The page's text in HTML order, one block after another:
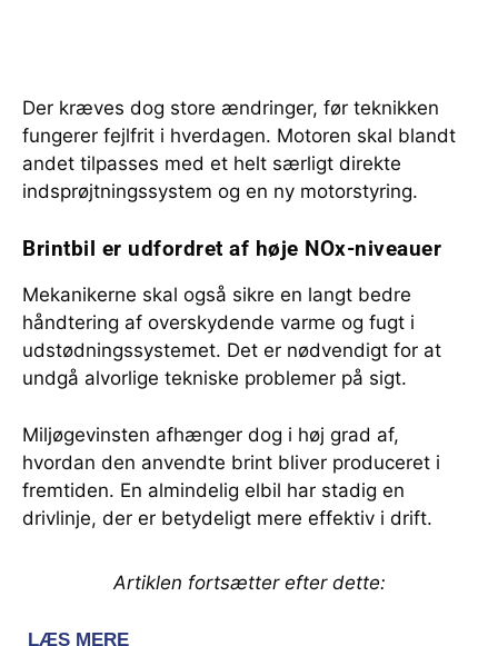
Der kræves dog store ændringer, før teknikken
fungerer fejlfrit i hverdagen. Motoren skal blandt
andet tilpasses med et helt særligt direkte
indsprøjtningssystem og en ny motorstyring.
Brintbil er udfordret af høje NOx-niveauer
Mekanikerne skal også sikre en langt bedre
håndtering af overskydende varme og fugt i
udstødningssystemet. Det er nødvendigt for at
undgå alvorlige tekniske problemer på sigt.
Miljøgevinsten afhænger dog i høj grad af,
hvordan den anvendte brint bliver produceret i
fremtiden. En almindelig elbil har stadig en
drivlinje, der er betydeligt mere effektiv i drift.
Artiklen fortsætter efter dette: